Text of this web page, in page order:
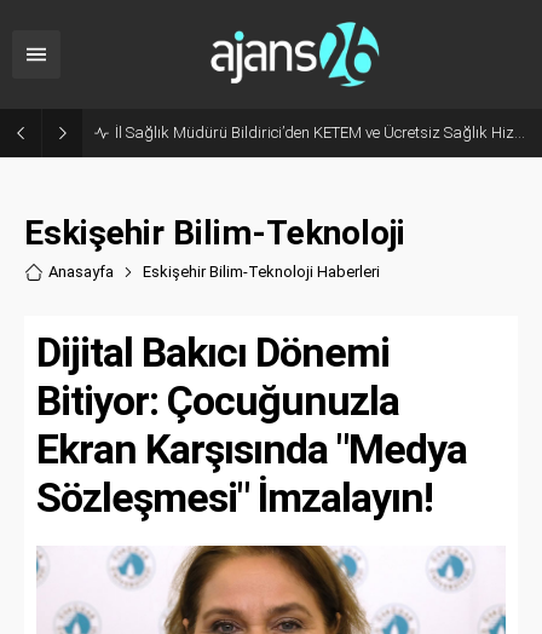
İl Sağlık Müdürü Bildirici’den KETEM ve Ücretsiz Sağlık Hizmetleri Çağrısı!
Eskişehir Bilim-Teknoloji
Anasayfa Eskişehir Bilim-Teknoloji Haberleri
Dijital Bakıcı Dönemi
Bitiyor: Çocuğunuzla
Ekran Karşısında "Medya
Sözleşmesi" İmzalayın!